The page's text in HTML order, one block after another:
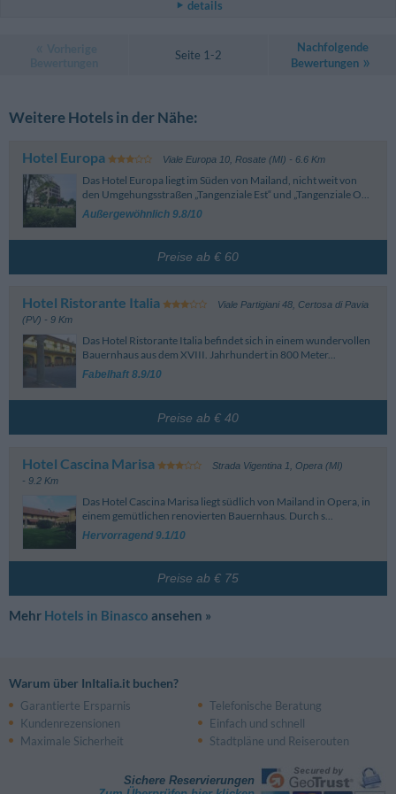
details
Seite 1-2
Nachfolgende
Bewertungen
Weitere Hotels in der Nähe:
Hotel Europa Viale Europa 10, Rosate (MI) - 6.6 Km
Das Hotel Europa liegt im Süden von Mailand, nicht weit von
den Umgehungsstraßen „Tangenziale Est“ und „Tangenziale O...
Außergewöhnlich 9.8/10
Preise ab € 60
Hotel Ristorante Italia Viale Partigiani 48, Certosa di Pavia
(PV) - 9 Km
Das Hotel Ristorante Italia befindet sich in einem wundervollen
Bauernhaus aus dem XVIII. Jahrhundert in 800 Meter...
Fabelhaft 8.9/10
Preise ab € 40
Hotel Cascina Marisa Strada Vigentina 1
Opera (MI)
- 9.2 Km
Das Hotel Cascina Marisa liegt südlich von Mailand in Opera, in
einem gemütlichen renovierten Bauernhaus. Durch s...
Hervorragend 9.1/10
Preise ab € 75
Mehr Hotels in Binasco ansehen »
Warum über InItalia.it buchen?
Garantierte Ersparnis
Telefonische Beratung
Kundenrezensionen
Einfach und schnell
Maximale Sicherheit
Stadtpläne und Reiserouten
Sichere Reservierungen